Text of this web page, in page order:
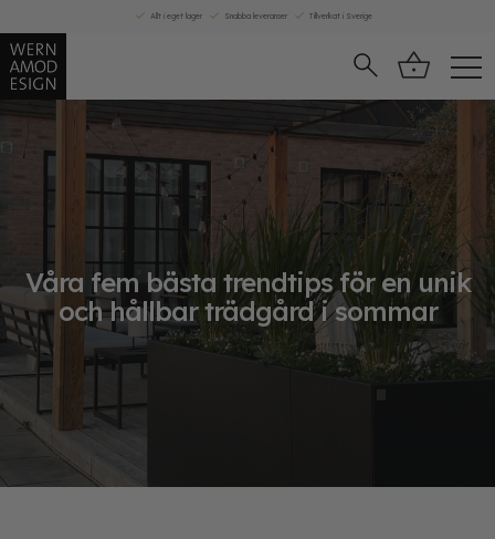
to
content
Allt i eget lager Snabba leveranser Tillverkat i Sverige
Våra fem bästa trendtips för en unik
och hållbar trädgård i sommar